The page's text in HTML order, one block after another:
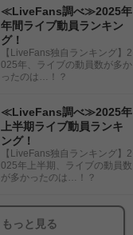
≪LiveFans調べ≫2025年
年間ライブ動員ランキン
グ！
【LiveFans独自ランキング】2
025年、ライブの動員数が多か
ったのは…！？
≪LiveFans調べ≫2025年
上半期ライブ動員ランキ
ング！
【LiveFans独自ランキング】2
025年上半期、ライブの動員数
が多かったのは…！？
もっと見る